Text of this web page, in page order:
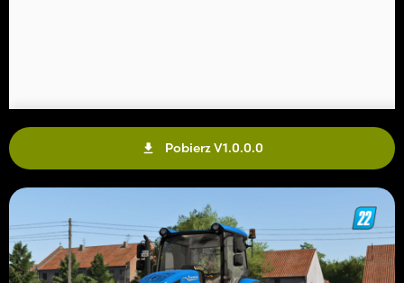
Pobierz V1.0.0.0